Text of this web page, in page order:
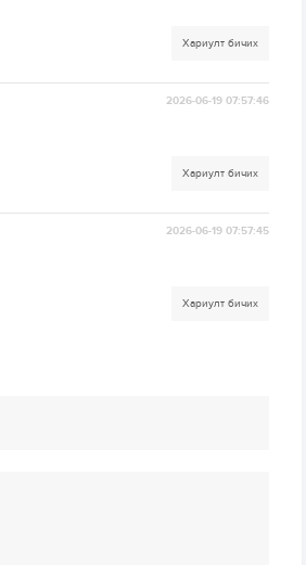
Хариулт бичих
2026-06-19 07:57:46
Хариулт бичих
2026-06-19 07:57:45
Хариулт бичих